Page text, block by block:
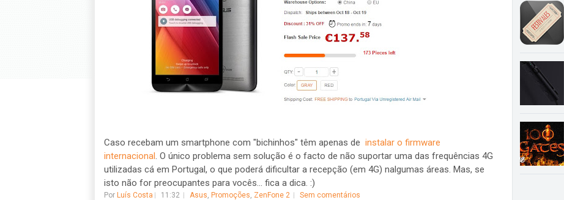
Caso recebam um smartphone com "bichinhos" têm apenas de instalar o firmware
internacional. O único problema sem solução é o facto de não suportar uma das frequências 4G
utilizadas cá em Portugal, o que poderá dificultar a recepção (em 4G) nalgumas áreas. Mas, se
isto não for preocupantes para vocês... fica a dica. :)
Por Luís Costa 11:32 Asus, Promoções, ZenFone 2 Sem comentários